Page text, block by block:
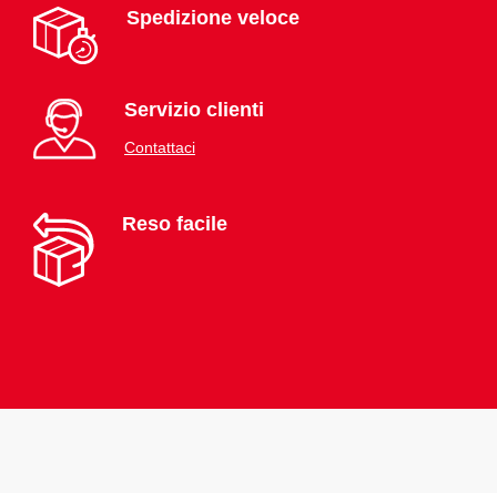
Spedizione veloce
Servizio clienti
Contattaci
Reso facile